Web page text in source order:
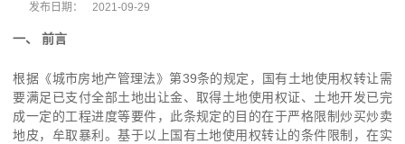
发布日期： 2021-09-29
一、 前言
根据《城市房地产管理法》第39条的规定，国有土地使用权转让需
要满足已支付全部土地出让金、取得土地使用权证、土地开发已完
成一定的工程进度等要件，此条规定的目的在于严格限制炒买炒卖
地皮，牟取暴利。基于以上国有土地使用权转让的条件限制，在实